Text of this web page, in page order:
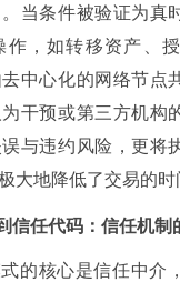
当条件被验证为真
作，如转移资产、
中心化的网络节点
干预或第三方机构
与违约风险，更将
大地降低了交易的时
信任代码：信任机制
的核心是信任中介